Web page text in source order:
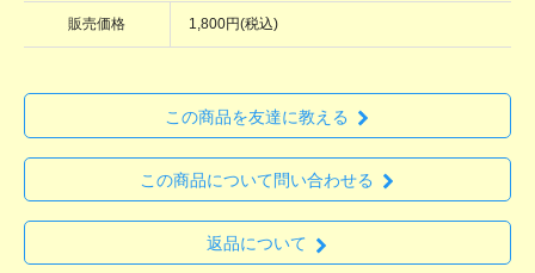
販売価格 1,800円(税込)
この商品を友達に教える
この商品について問い合わせる
返品について